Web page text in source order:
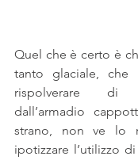
Quel che è certo è
tanto glaciale,
rispolverare di
dall’armadio
strano, non ve lo
ipotizzare l’utilizzo